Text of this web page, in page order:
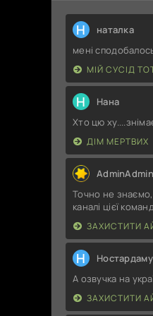
Н наталка
мені
МІЙ СУСІД
Н Нана
Хто цю
ДІМ МЕРТВИХ
AdminAdmin
Точно не
каналі цієї
ЗАХИСТИТИ
Н
А озвучка на
ЗАХИСТИТИ